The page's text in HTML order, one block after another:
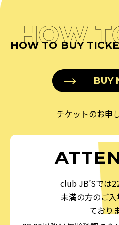
HOW
HOW TO BUY
BUY
チケットのお申
club JB’Sでは
未満の方のご
ており